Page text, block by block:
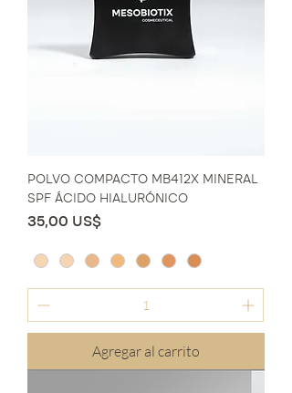
POLVO COMPACTO MB412X MINERAL
SPF ÁCIDO HIALURÓNICO
Precio
35,00 US$
Agregar al carrito